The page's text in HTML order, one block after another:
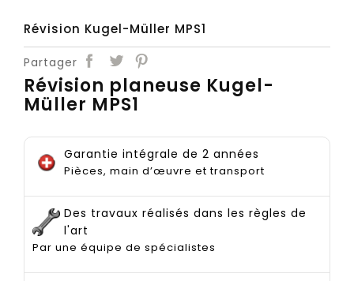
Révision Kugel-Müller MPS1
Partager
Révision planeuse Kugel-
Müller MPS1
Garantie intégrale de 2 années
Pièces, main d’œuvre et transport
Des travaux réalisés dans les règles de
l'art
Par une équipe de spécialistes